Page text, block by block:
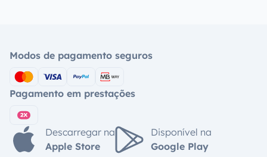
Modos de pagamento seguros
Pagamento em prestações
Descarregar na
Apple Store
Disponível na
Google Play